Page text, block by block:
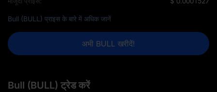
Bull (BULL) प्राइस के बारे में अधिक जानें
अभी BULL खरीदें!
Bull (BULL) ट्रेड करें